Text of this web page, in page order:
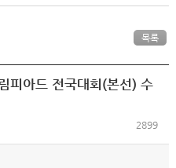
목록
피아드 전국대회(본선) 수
2899